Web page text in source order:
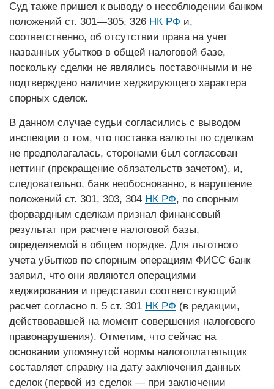
Суд также пришел к выводу о несоблюдении банком
положений ст. 301—305, 326 НК РФ и,
соответственно, об отсутствии права на учет
названных убытков в общей налоговой базе,
поскольку сделки не являлись поставочными и не
подтверждено наличие хеджирующего характера
спорных сделок.
В данном случае судьи согласились с выводом
инспекции о том, что поставка валюты по сделкам
не предполагалась, сторонами был согласован
неттинг (прекращение обязательств зачетом), и,
следовательно, банк необоснованно, в нарушение
положений ст. 301, 303, 304 НК РФ, по спорным
форвардным сделкам признал финансовый
результат при расчете налоговой базы,
определяемой в общем порядке. Для льготного
учета убытков по спорным операциям ­ФИСС банк
за­явил, что они являются операциями
хеджирования и представил соответствующий
расчет согласно п. 5 ст. 301 НК РФ (в редакции,
действовавшей на момент совершения налогового
правонарушения). Отметим, что сейчас на
основании упомянутой нормы налогоплательщик
составляет справку на дату заключения данных
сделок (первой из сделок — при заключении